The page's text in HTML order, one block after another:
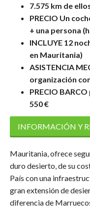
7.575 km de
PRECIO Un
+ una persona
INCLUYE 12
en Mauritania)
ASISTENCIA
organización
PRECIO
550 €
INFORMACIÓN Y
Mauritania, ofrece
duro desierto, de su
País con una
gran extensión de
diferencia de